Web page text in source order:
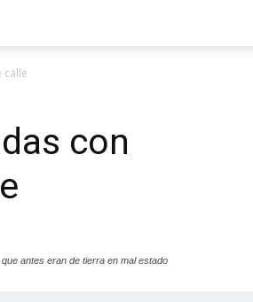
calle
con
antes eran de tierra en mal estado